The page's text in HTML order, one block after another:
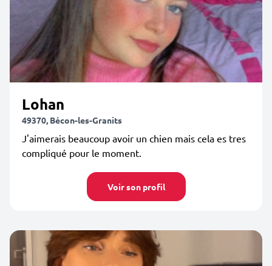
Lohan
49370, Bécon-les-Granits
J'aimerais beaucoup avoir un chien mais cela es tres
compliqué pour le moment.
Voir son profil